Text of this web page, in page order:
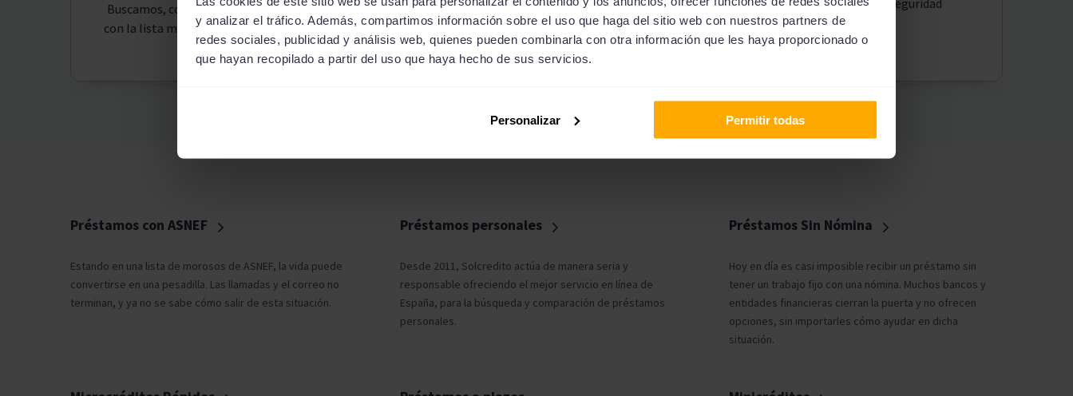
y analizar el tráfico. Además, compartimos información sobre el uso que haga del sitio web con nuestros partners de
redes sociales, publicidad y análisis web, quienes pueden combinarla con otra información que les haya proporcionado o
que hayan recopilado a partir del uso que haya hecho de sus servicios.
Personalizar Permitir todas
Buscamos, comparamos y negociamos
con la lista más extensa de entidades de
crédito
Nuestros clientes reciben hasta 11
ofertas inmediatas por solicitud
Préstamos con ASNEF
Estando en una lista de morosos de ASNEF, la vida puede
convertirse en una pesadilla. Las llamadas y el correo no
terminan, y ya no se sabe cómo salir de esta situación.
Préstamos personales
Desde 2011, Solcredito actúa de manera seria y
responsable ofreciendo el mejor servicio en línea de
España, para la búsqueda y comparación de préstamos
personales.
Préstamos Sin Nómina
Hoy en día es casi imposible recibir un préstamo sin
tener un trabajo fijo con una nómina. Muchos bancos y
entidades financieras cierran la puerta y no ofrecen
opciones, sin importarles cómo ayudar en dicha
situación.